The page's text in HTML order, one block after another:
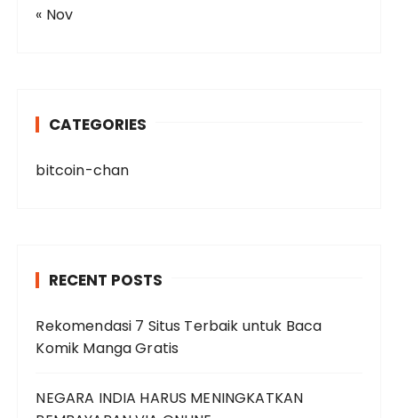
« Nov
CATEGORIES
bitcoin-chan
RECENT POSTS
Rekomendasi 7 Situs Terbaik untuk Baca
Komik Manga Gratis
NEGARA INDIA HARUS MENINGKATKAN